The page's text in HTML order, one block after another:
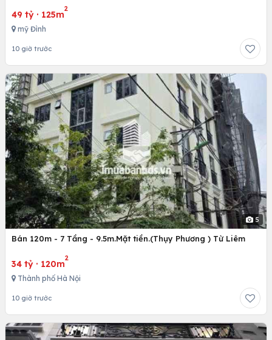
49 tỷ · 125m
2
mỹ Đình
10 giờ trước
5
Bán 120m - 7 Tầng - 9.5m.Mặt tiền.(Thụy Phương ) Từ Liêm
34 tỷ · 120m
2
Thành phố Hà Nội
10 giờ trước